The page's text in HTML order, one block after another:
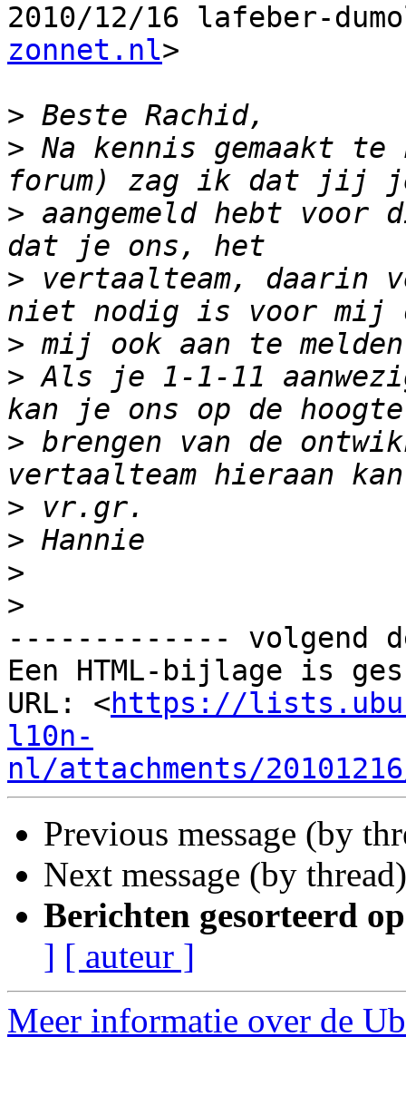
2010/12/16 lafeber-
zonnet.nl>
>
> Na kennis gemaakt te
> aangemeld hebt voor
> vertaalteam, daarin
>
> Als je 1-1-11
> brengen van de
>
>
>
>
------------- volgend
Een HTML-bijlage is
URL: <https://
l10n-
nl/attachments/
Previous message (by
Next message (by
Berichten gesorteerd
] [ auteur ]
Meer informatie over de